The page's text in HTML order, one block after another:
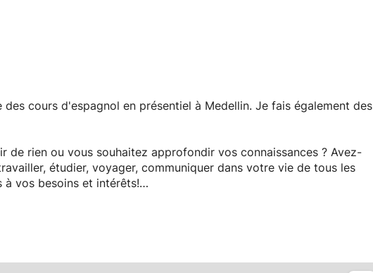
cours d'espagnol en présentiel à Medellin. Je fais également des
de rien ou vous souhaitez approfondir vos connaissances ? Avez-
étudier, voyager, communiquer dans votre vie de tous les
à vos besoins et intérêts!